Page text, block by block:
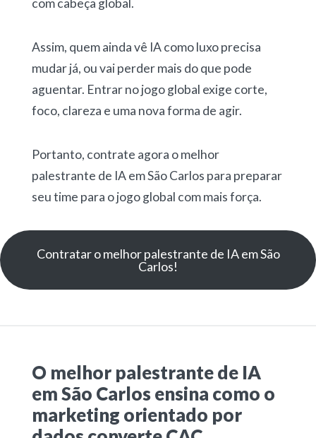
com cabeça global.
Assim, quem ainda vê IA como luxo precisa
mudar já, ou vai perder mais do que pode
aguentar. Entrar no jogo global exige corte,
foco, clareza e uma nova forma de agir.
Portanto, contrate agora o melhor
palestrante de IA em São Carlos para preparar
seu time para o jogo global com mais força.
Contratar o melhor palestrante de IA em São
Carlos!
O melhor palestrante de IA
em São Carlos ensina como o
marketing orientado por